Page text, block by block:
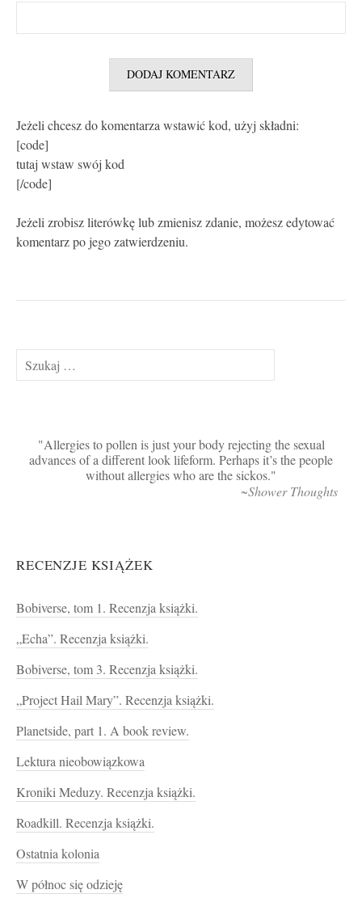
Jeżeli chcesz do komentarza wstawić kod, użyj składni:
[code]
tutaj wstaw swój kod
[/code]
Jeżeli zrobisz literówkę lub zmienisz zdanie, możesz edytować
komentarz po jego zatwierdzeniu.
Szukaj:
Allergies to pollen is just your body rejecting the sexual
advances of a different look lifeform. Perhaps it’s the people
without allergies who are the sickos.
~Shower Thoughts
RECENZJE KSIĄŻEK
Bobiverse, tom 1. Recenzja książki.
„Echa”. Recenzja książki.
Bobiverse, tom 3. Recenzja książki.
„Project Hail Mary”. Recenzja książki.
Planetside, part 1. A book review.
Lektura nieobowiązkowa
Kroniki Meduzy. Recenzja książki.
Roadkill. Recenzja książki.
Ostatnia kolonia
W północ się odzieję